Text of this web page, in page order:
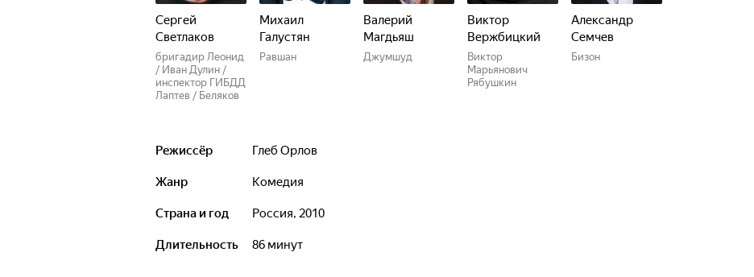
Сергей
Светлаков
бригадир Леонид
/ Иван Дулин /
инспектор ГИБДД
Лаптев / Беляков
Михаил
Галустян
Равшан
Валерий
Магдьяш
Джумшуд
Виктор
Вержбицкий
Виктор
Марьянович
Рябушкин
Александр
Семчев
Бизон
Режиссёр Глеб Орлов
Жанр комедия
Страна и год Россия, 2010
Длительность 86 минут